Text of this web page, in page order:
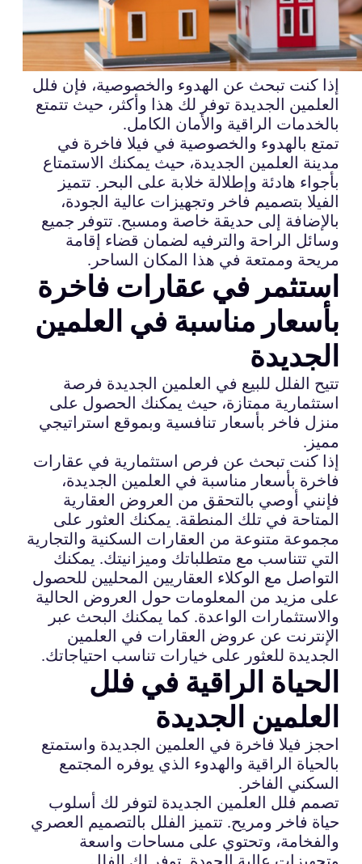
إذا كنت تبحث عن الهدوء والخصوصية، فإن فلل
العلمين الجديدة توفر لك هذا وأكثر، حيث تتمتع
بالخدمات الراقية والأمان الكامل.
تمتع بالهدوء والخصوصية في فيلا فاخرة في
مدينة العلمين الجديدة، حيث يمكنك الاستمتاع
بأجواء هادئة وإطلالة خلابة على البحر. تتميز
الفيلا بتصميم فاخر وتجهيزات عالية الجودة،
بالإضافة إلى حديقة خاصة ومسبح. تتوفر جميع
وسائل الراحة والترفيه لضمان قضاء إقامة
مريحة وممتعة في هذا المكان الساحر.
استثمر في عقارات فاخرة
بأسعار مناسبة في العلمين
الجديدة
تتيح الفلل للبيع في العلمين الجديدة فرصة
استثمارية ممتازة، حيث يمكنك الحصول على
منزل فاخر بأسعار تنافسية وبموقع استراتيجي
مميز.
إذا كنت تبحث عن فرص استثمارية في عقارات
فاخرة بأسعار مناسبة في العلمين الجديدة،
فإنني أوصي بالتحقق من العروض العقارية
المتاحة في تلك المنطقة. يمكنك العثور على
مجموعة متنوعة من العقارات السكنية والتجارية
التي تتناسب مع متطلباتك وميزانيتك. يمكنك
التواصل مع الوكلاء العقاريين المحليين للحصول
على مزيد من المعلومات حول العروض الحالية
والاستثمارات الواعدة. كما يمكنك البحث عبر
الإنترنت عن عروض العقارات في العلمين
الجديدة للعثور على خيارات تناسب احتياجاتك.
الحياة الراقية في فلل
العلمين الجديدة
احجز فيلا فاخرة في العلمين الجديدة واستمتع
بالحياة الراقية والهدوء الذي يوفره المجتمع
السكني الفاخر.
تصمم فلل العلمين الجديدة لتوفر لك أسلوب
حياة فاخر ومريح. تتميز الفلل بالتصميم العصري
والفخامة، وتحتوي على مساحات واسعة